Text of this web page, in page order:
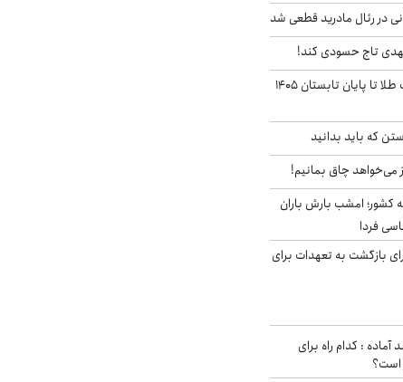
در رئال مادرید قطعی شد
تاج حسودی کند!
این پیش بینی قیمت طلا تا پایان تابستان ۱۴۰۵
که باید بدانید
می‌خواهد چاق بمانیم!
کشور؛ امشب بارش باران
بازگشت به تعهدات برای
آماده : کدام راه برای
است؟